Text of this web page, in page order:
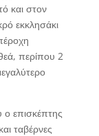
και στον
εκκλησάκι
περίπου 2
ο επισκέπτης
ταβέρνες